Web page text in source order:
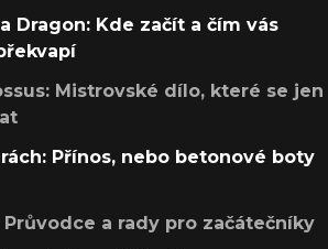
Dragon: Kde začít a čím vás
Mistrovské dílo, které se jen
Přínos, nebo betonové boty
Průvodce a rady pro začátečníky